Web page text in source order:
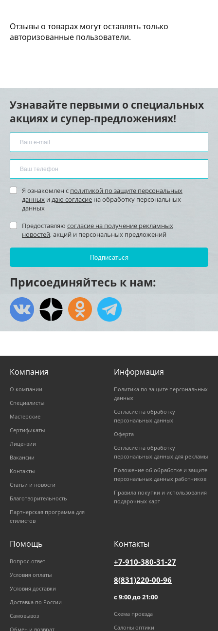
Отзывы о товарах могут оставлять только
авторизованные пользователи.
Узнавайте первыми о специальных
акциях и супер-предложениях!
Я ознакомлен с политикой по защите персональных
данных и даю согласие на обработку персональных
данных
Предоставляю согласие на получение рекламных
новостей, акций и персональных предложений
Присоединяйтесь к нам:
Компания
О компании
Специалисты
Мастерские
Сертификаты
Лицензии
Вакансии
Контакты
Статьи и новости
Благотворительность
Партнерская программа для
стилистов
Информация
Политика по защите персональных
данных
Согласие на обработку
персональных данных
Оферта
Согласие на обработку
персональных данных для рекламы
Положение об обработке и защите
персональных данных работников
Правила покупки и использования
подарочных карт
Помощь
Вопрос-ответ
Условия оплаты
Условия доставки
Доставка по России
Самовывоз
Обмен и возврат
Контакты
+7-910-380-31-27
8(831)220-00-96
с 9:00 до 21:00
Схема проезда
Салоны оптики